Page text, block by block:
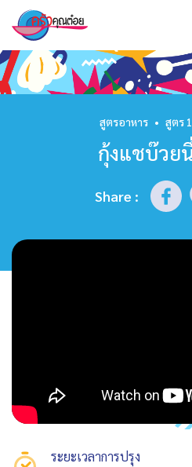
หน้าแรก
รายการย้อนหลัง
สูตรอาหาร • สูตร
กุ้งแชบ๊วย
Share :
ระยะเวลาการปรุง